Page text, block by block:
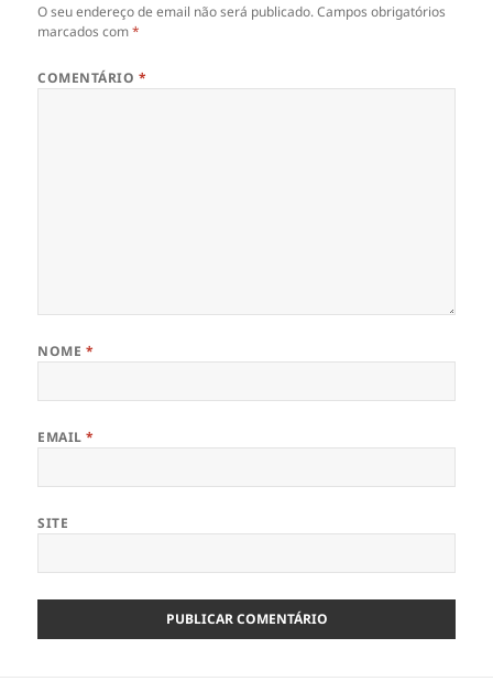
O seu endereço de email não será publicado. Campos obrigatórios
marcados com*
COMENTÁRIO *
NOME *
EMAIL*
SITE